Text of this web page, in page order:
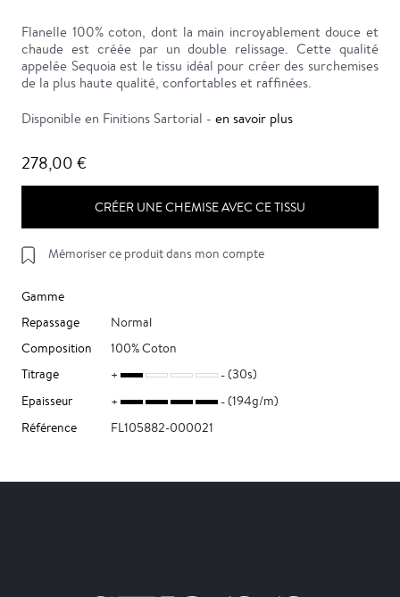
Flanelle 100% coton, dont la main incroyablement douce et
chaude est créée par un double relissage. Cette qualité
appelée Sequoia est le tissu idéal pour créer des surchemises
de la plus haute qualité, confortables et raffinées.
Disponible en Finitions Sartorial - en savoir plus
278,00 €
CRÉER UNE CHEMISE AVEC CE TISSU
Mémoriser ce produit dans mon compte
Gamme
Repassage
Normal
Composition
100% Coton
Titrage
(30s)
Epaisseur
(194g/m)
Référence
FL105882-000021